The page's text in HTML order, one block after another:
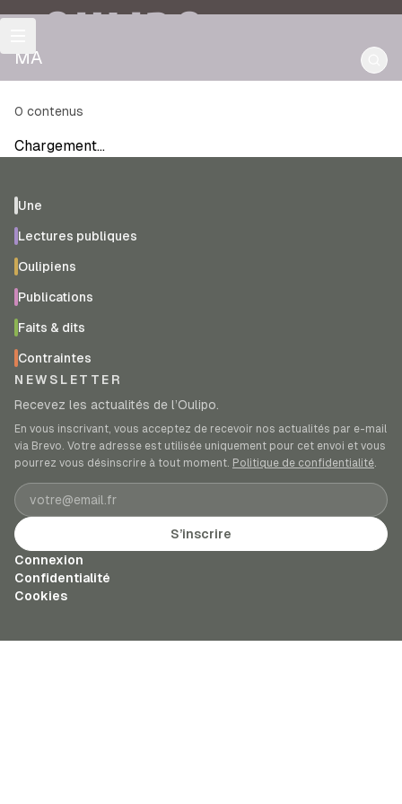
MA
0 contenus
Chargement…
Une
Lectures publiques
Oulipiens
Publications
Faits & dits
Contraintes
NEWSLETTER
Recevez les actualités de l’Oulipo.
En vous inscrivant, vous acceptez de recevoir nos actualités par e-mail
via Brevo. Votre adresse est utilisée uniquement pour cet envoi et vous
pourrez vous désinscrire à tout moment. Politique de confidentialité.
Adresse e-mail
S’inscrire
Connexion
Confidentialité
Cookies